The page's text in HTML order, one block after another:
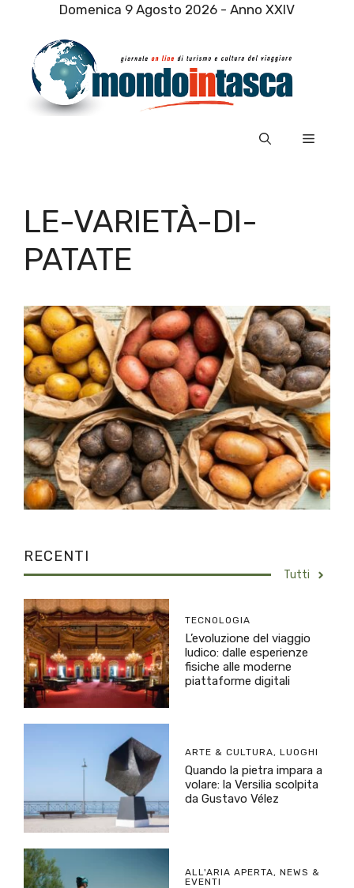
contenuto
Domenica 9 Agosto 2026 - Anno XXIV
Menu
LE-VARIETÀ-DI-
PATATE
RECENTI
Tutti
TECNOLOGIA
L’evoluzione del viaggio
ludico: dalle esperienze
fisiche alle moderne
piattaforme digitali
ARTE & CULTURA, LUOGHI
Quando la pietra impara a
volare: la Versilia scolpita
da Gustavo Vélez
ALL'ARIA APERTA, NEWS &
EVENTI